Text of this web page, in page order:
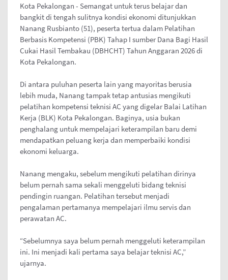
Kota Pekalongan - Semangat untuk terus belajar dan
bangkit di tengah sulitnya kondisi ekonomi ditunjukkan
Nanang Rusbianto (51), peserta tertua dalam Pelatihan
Berbasis Kompetensi (PBK) Tahap I sumber Dana Bagi Hasil
Cukai Hasil Tembakau (DBHCHT) Tahun Anggaran 2026 di
Kota Pekalongan.
Di antara puluhan peserta lain yang mayoritas berusia
lebih muda, Nanang tampak tetap antusias mengikuti
pelatihan kompetensi teknisi AC yang digelar Balai Latihan
Kerja (BLK) Kota Pekalongan. Baginya, usia bukan
penghalang untuk mempelajari keterampilan baru demi
mendapatkan peluang kerja dan memperbaiki kondisi
ekonomi keluarga.
Nanang mengaku, sebelum mengikuti pelatihan dirinya
belum pernah sama sekali menggeluti bidang teknisi
pendingin ruangan. Pelatihan tersebut menjadi
pengalaman pertamanya mempelajari ilmu servis dan
perawatan AC.
“Sebelumnya saya belum pernah menggeluti keterampilan
ini. Ini menjadi kali pertama saya belajar teknisi AC,”
ujarnya.